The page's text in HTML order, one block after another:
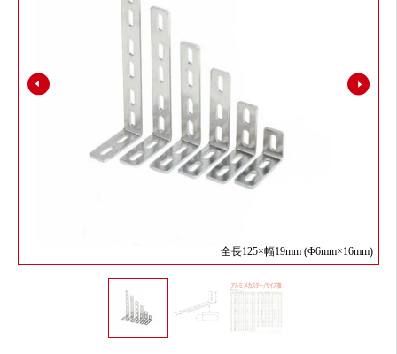
全長125×幅19mm (Φ6mm×16mm)